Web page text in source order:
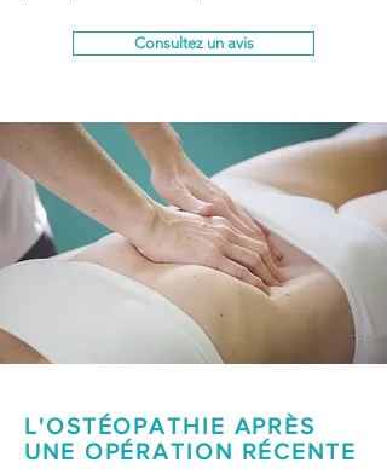
Consultez un avis
L'OSTÉOPATHIE APRÈS
UNE OPÉRATION RÉCENTE